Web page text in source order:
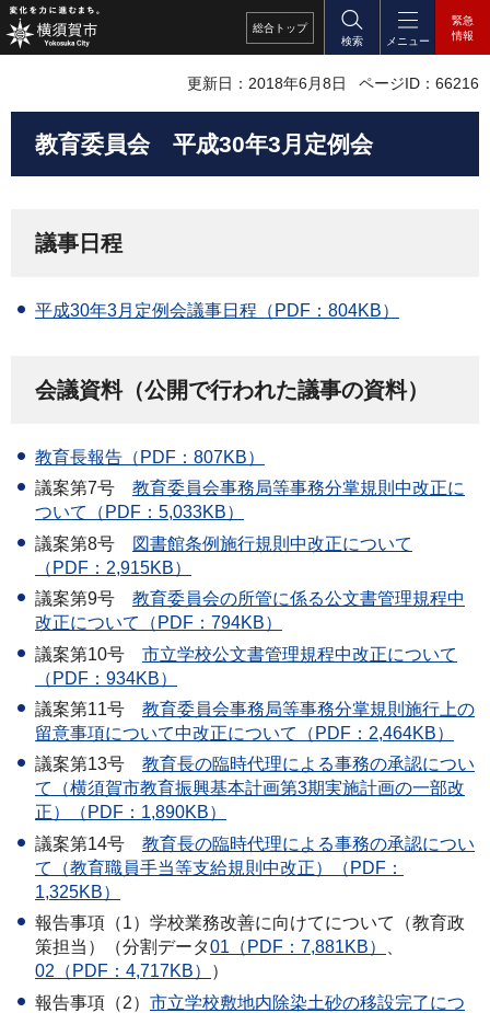
総合 トップ
検索
メニュー
緊急
情報
更新日：2018年6月8日 ページID：66216
教育委員会 平成30年3月定例会
議事日程
平成30年3月定例会議事日程（PDF：804KB）
会議資料（公開で行われた議事の資料）
教育長報告（PDF：807KB）
議案第7号
教育委員会事務局等事務分掌規則中改正に
ついて（PDF：5,033KB）
議案第8号
図書館条例施行規則中改正について
（PDF：2,915KB）
議案第9号
教育委員会の所管に係る公文書管理規程中
改正について（PDF：794KB）
議案第10号
市立学校公文書管理規程中改正について
（PDF：934KB）
議案第11号
教育委員会事務局等事務分掌規則施行上の
留意事項について中改正について（PDF：2,464KB）
議案第13号
教育長の臨時代理による事務の承認につい
て（横須賀市教育振興基本計画第3期実施計画の一部改
正）（PDF：1,890KB）
議案第14号
教育長の臨時代理による事務の承認につい
て（教育職員手当等支給規則中改正）（PDF：
1,325KB）
報告事項（1）学校業務改善に向けてについて（教育政
策担当）（分割データ01（PDF：7,881KB）
02（PDF：4,717KB）
）
報告事項（2） 市立学校敷地内除染土砂の移設完了につ